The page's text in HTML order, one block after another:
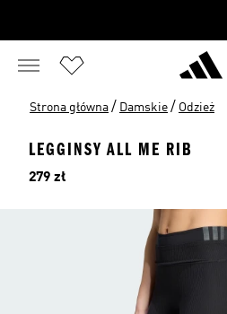
Strona główna / Damskie / Odzież
LEGGINSY ALL ME RIB
Cena
279 zł